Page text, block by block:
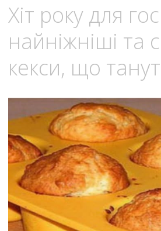
Хіт року для
найніжніші та
кекси, що